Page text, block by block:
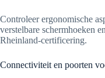
Controleer ergonomische
verstelbare schermhoeken
Rheinland-certificering.
Connectiviteit en poorten